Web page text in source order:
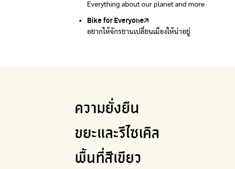
Everything about our planet and more
Bike for Everyone
อยากให้จักรยานเปลี่ยนเมืองให้น่าอยู่
แผนที่เกี่ยวกับการแยกขยะแบบครบจบในที่เดียว
ความยั่งยืน
ขยะและรีไซเคิล
พื้นที่สีเขียว